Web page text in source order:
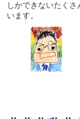
しかできないたく
います。